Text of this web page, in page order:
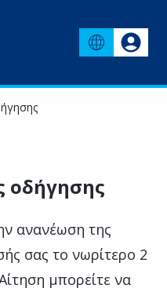
οδήγησης
ανανέωση της
σας το νωρίτερο 2
μπορείτε να